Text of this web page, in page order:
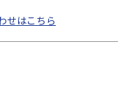
せはこちら